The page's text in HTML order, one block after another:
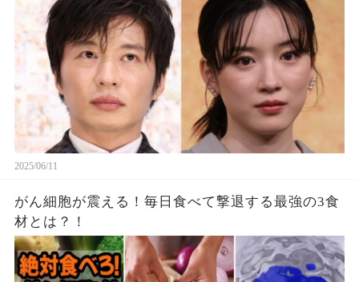
2025/06/11
がん細胞が震える！毎日食べて撃退する最強の3食
材とは？！